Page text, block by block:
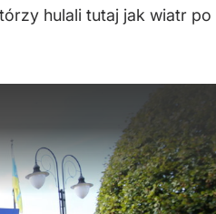
hulali tutaj jak wiatr